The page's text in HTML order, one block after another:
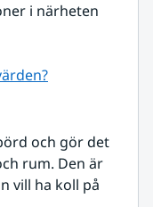
i närheten
och gör det
rum. Den är
vill ha koll på